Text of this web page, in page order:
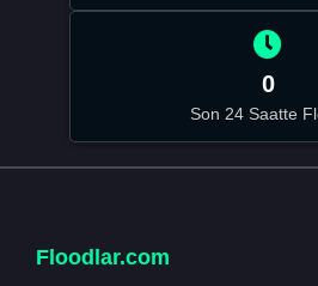
0
Son 24 Saatte
Floodlar.com